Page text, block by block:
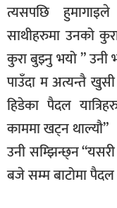
त्यसपछि
साथीहरुमा उनको
कुरा बुझ्नु भयो ”
पाउँदा म अत्यन्तै
हिडेका पैदल
काममा खट्न थाल्यौ”
उनी सम्झिन्छ्न
बजे सम्म बाटोमा पैदल